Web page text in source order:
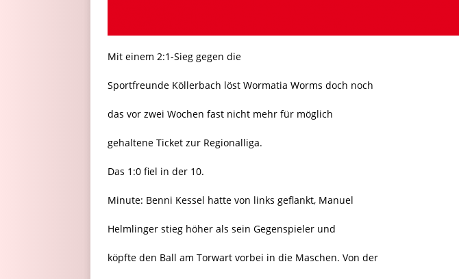
Mit einem 2:1-Sieg gegen die
Sportfreunde Köllerbach löst Wormatia Worms doch noch
das vor zwei Wochen fast nicht mehr für möglich
gehaltene Ticket zur Regionalliga.
Das 1:0 fiel in der 10.
Minute: Benni Kessel hatte von links geflankt, Manuel
Helmlinger stieg höher als sein Gegenspieler und
köpfte den Ball am Torwart vorbei in die Maschen. Von der